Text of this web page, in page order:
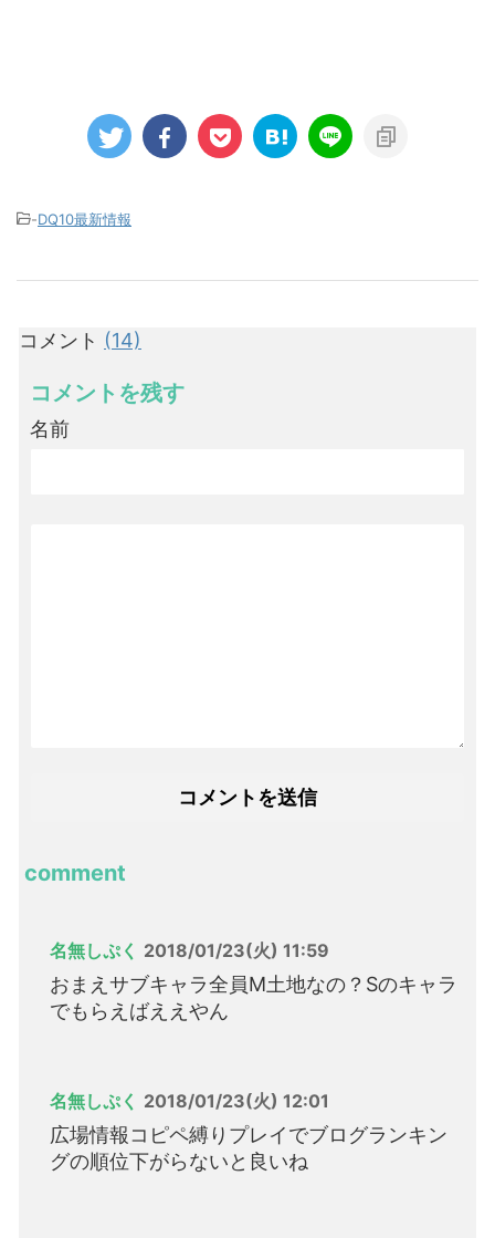
-DQ10最新情報
コメント (14)
コメントを残す
名前
comment
名無しぷく 2018/01/23(火) 11:59
おまえサブキャラ全員M土地なの？Sのキャラ
でもらえばええやん
名無しぷく 2018/01/23(火) 12:01
広場情報コピペ縛りプレイでブログランキン
グの順位下がらないと良いね